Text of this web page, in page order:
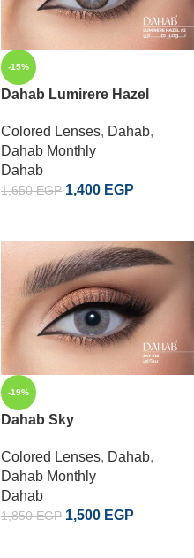
-15%
Dahab Lumirere Hazel
Colored Lenses, Dahab,
Dahab Monthly
Dahab
1,650EGP 1,400 EGP
-19%
Dahab Sky
Colored Lenses, Dahab,
Dahab Monthly
Dahab
1,850EGP 1,500 EGP